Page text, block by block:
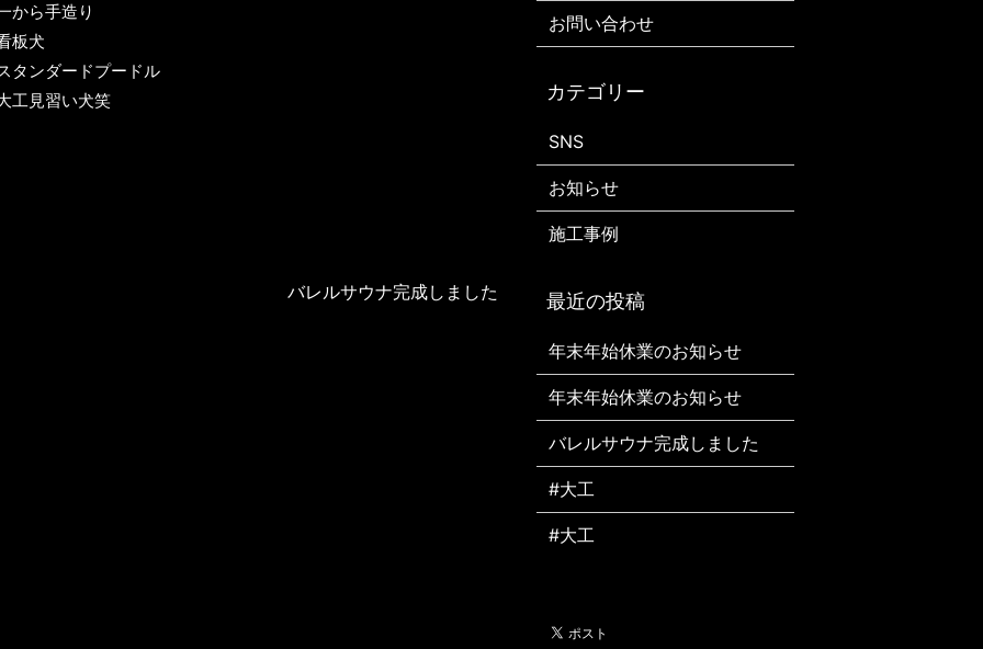
から手造り
板犬
タンダードプードル
工見習い犬笑
バレルサウナ完成しました️
お問い合わせ
SNS
お知らせ
施工事例
年末年始休業のお知らせ
年末年始休業のお知らせ
バレルサウナ完成しました️
#大工
#大工